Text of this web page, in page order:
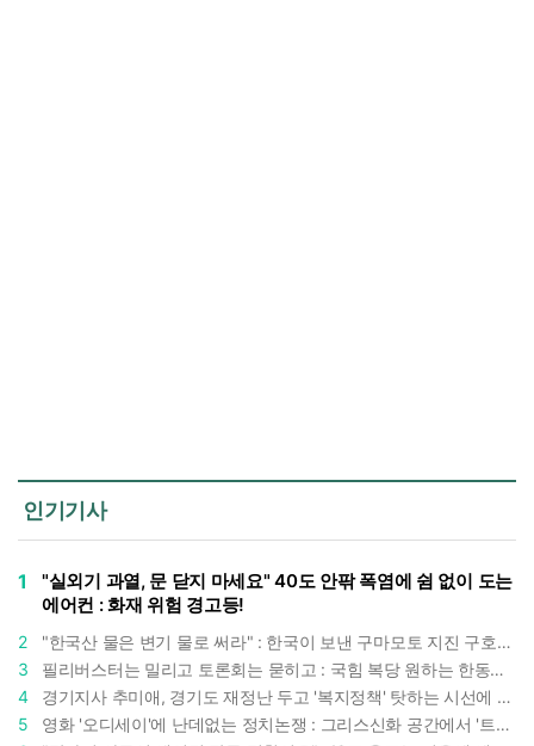
인기기사
1
"실외기 과열, 문 닫지 마세요" 40도 안팎 폭염에 쉼 없이 도는
에어컨 : 화재 위험 경고등!
2
"한국산 물은 변기 물로 써라" : 한국이 보낸 구마모토 지진 구호품에 한 일본인의 '어처구니 없는' 반응
3
필리버스터는 밀리고 토론회는 묻히고 : 국힘 복당 원하는 한동훈, '검사 정치'의 한계만 드러내나
4
경기지사 추미애, 경기도 재정난 두고 '복지정책' 탓하는 시선에 정면 반박 : "고령자와 아이 인구 급증"
5
영화 '오디세이'에 난데없는 정치논쟁 : 그리스신화 공간에서 '트럼프 전쟁의 참혹함'이 보인다